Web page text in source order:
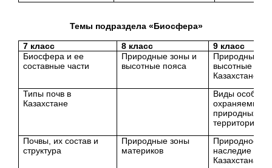
Темы подраздела «Биосфера»
7 класс 8 класс
9 класс
Биосфера и ее
составные части
Природные зоны и
высотные пояса
Природные
высотные
Казахстане
Типы почв в
Казахстане
Виды особо
охраняемых
природных
территорий
Почвы, их состав и
структура
Природные зоны
материков
Природное
наследие
Казахстана